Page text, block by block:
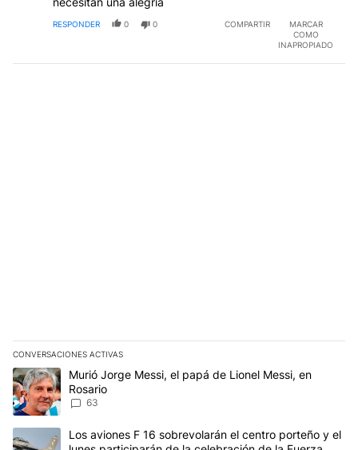
RESPONDER 0 0 COMPARTIR
MARCAR
COMO
INAPROPIADO
CONVERSACIONES ACTIVAS
Este listado muestra los artículos con más comentarios en los
Un artículo de tendencia con el título "Murió Jorge Messi, el
Murió Jorge Messi, el papá de Lionel Messi, en
Rosario
63
Un artículo de tendencia con el título "Los aviones F 16
Los aviones F 16 sobrevolarán el centro porteño y el